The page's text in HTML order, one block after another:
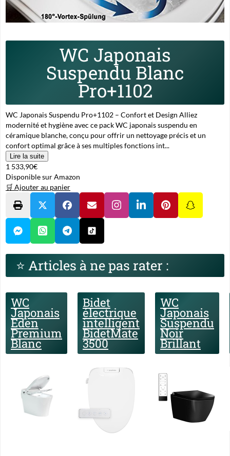
WC Japonais
Suspendu Blanc
Pro+1102
WC Japonais Suspendu Pro+1102 – Confort et Design Alliez
modernité et hygiène avec ce pack WC japonais suspendu en
céramique blanche, conçu pour offrir un nettoyage précis et un
confort optimal grâce à ses multiples fonctions int...
Lire la suite
1 533,90€
Disponible sur Amazon
🛒 Ajouter au panier
⭐ Articles à ne pas rater :
WC
Japonais
Eden
Premium
Blanc
Bidet
électrique
intelligent
BidetMate
3500
WC
Japonais
Suspendu
Noir
Brillant